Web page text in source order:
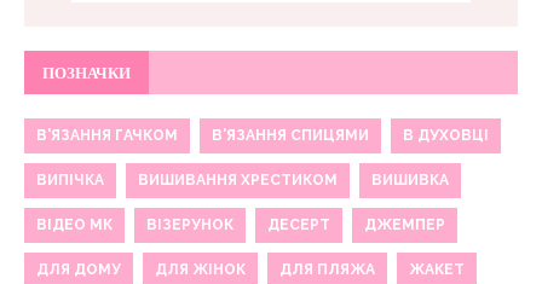
ПОЗНАЧКИ
В'ЯЗАННЯ ГАЧКОМ В'ЯЗАННЯ СПИЦЯМИ В ДУХОВЦІ
ВИПІЧКА ВИШИВАННЯ ХРЕСТИКОМ ВИШИВКА
ВІДЕО МК ВІЗЕРУНОК ДЕСЕРТ ДЖЕМПЕР
ДЛЯ ДОМУ ДЛЯ ЖІНОК ДЛЯ ПЛЯЖА ЖАКЕТ